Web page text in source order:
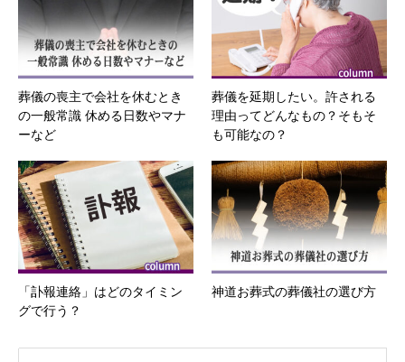
葬儀の喪主で会社を休むとき
の一般常識 休める日数やマナ
ーなど
葬儀を延期したい。許される
理由ってどんなもの？そもそ
も可能なの？
「訃報連絡」はどのタイミン
グで行う？
神道お葬式の葬儀社の選び方